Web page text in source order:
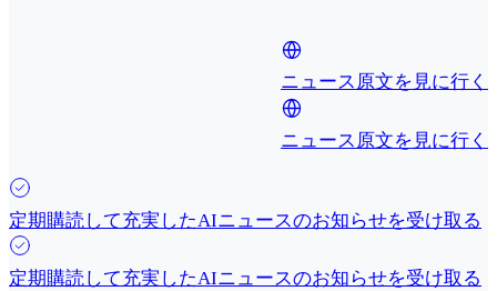
ニュース原文を見に行く
ニュース原文を見に行く
定期購読して充実したAIニュースのお知らせを受け取る
定期購読して充実したAIニュースのお知らせを受け取る